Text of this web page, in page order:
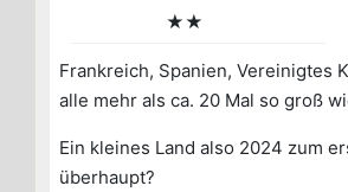
★★
Frankreich, Spanien, Vereinigtes
alle mehr als ca. 20 Mal so groß
Ein kleines Land also 2024 zum
überhaupt?